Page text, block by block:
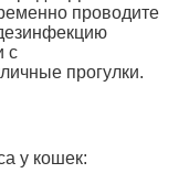
проводите
с
прогулки.
у кошек: